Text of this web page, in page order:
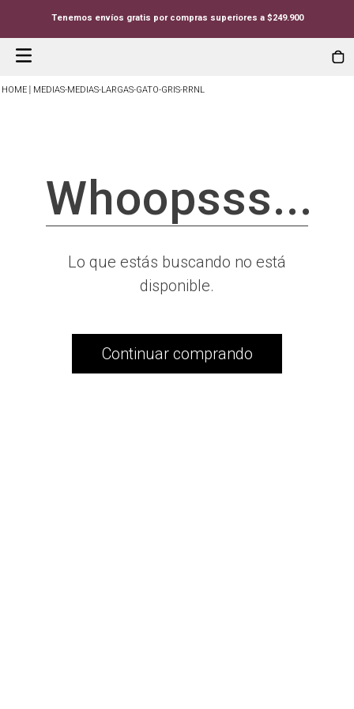
Tenemos envíos gratis por compras superiores a $249.900
MEDIAS-MEDIAS-LARGAS-GATO-GRIS-RRNL
Whoopsss...
Lo que estás buscando no está
disponible.
Continuar comprando